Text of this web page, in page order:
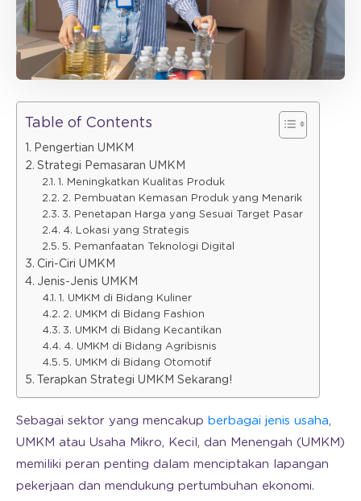
Table of Contents
Pengertian UMKM
Strategi Pemasaran UMKM
1. Meningkatkan Kualitas Produk
2. Pembuatan Kemasan Produk yang Menarik
3. Penetapan Harga yang Sesuai Target Pasar
4. Lokasi yang Strategis
5. Pemanfaatan Teknologi Digital
Ciri-Ciri UMKM
Jenis-Jenis UMKM
1. UMKM di Bidang Kuliner
2. UMKM di Bidang Fashion
3. UMKM di Bidang Kecantikan
4. UMKM di Bidang Agribisnis
5. UMKM di Bidang Otomotif
Terapkan Strategi UMKM Sekarang!
Sebagai sektor yang mencakup berbagai jenis usaha,
UMKM atau Usaha Mikro, Kecil, dan Menengah (UMKM)
memiliki peran penting dalam menciptakan lapangan
pekerjaan dan mendukung pertumbuhan ekonomi.